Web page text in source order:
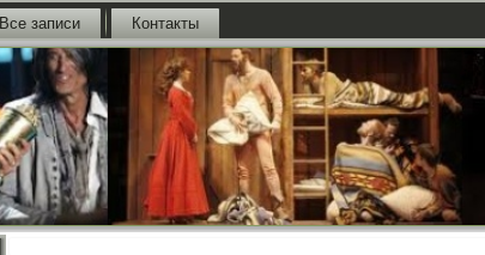
Все записи Контакты